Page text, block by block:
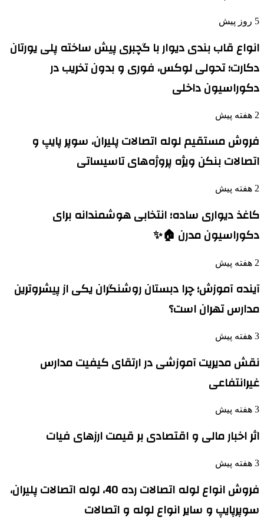
5 روز پیش
انواع قاب بندی دیوار با گچبری پیش ساخته پلی یورتان
دکارت؛ تحولی لوکس، فوری و بدون تخریب در
دکوراسیون داخلی
2 هفته پیش
فروش مستقیم لوله اتصالات پلیران، سوپر پایپ و
اتصالات بنکن ویژه پروژه‌های تاسیساتی
2 هفته پیش
کاغذ دیواری ساده؛ انتخابی هوشمندانه برای
دکوراسیون مدرن 🏠✨
2 هفته پیش
آینده آموزش؛ چرا دبستان روشنگران یکی از پیشروترین
مدارس تهران است؟
3 هفته پیش
نقش مدیریت آموزشی در ارتقای کیفیت مدارس
غیرانتفاعی
3 هفته پیش
اثر اخبار مالی و اقتصادی بر قیمت ارزهای فیات
3 هفته پیش
فروش انواع لوله اتصالات رده 40، لوله اتصالات پلیران،
سوپرپایپ و سایر انواع لوله و اتصالات